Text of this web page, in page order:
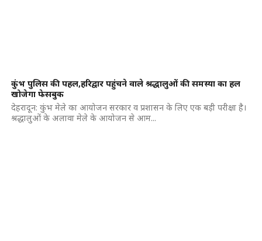
कुंभ पुलिस की पहल,हरिद्वार पहुंचने वाले श्रद्धालुओं की समस्या का हल
खोजेगा फेसबुक
देहरादून: कुंभ मेले का आयोजन सरकार व प्रशासन के लिए एक बड़ी परीक्षा है।
श्रद्धालुओं के अलावा मेले के आयोजन से आम...